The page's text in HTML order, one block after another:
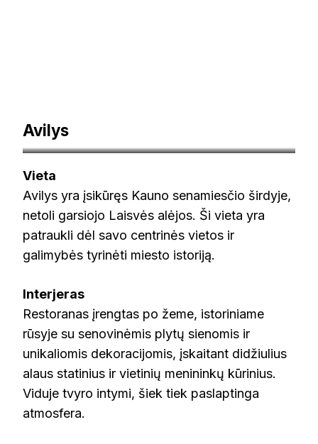
Avilys
Vieta
Avilys yra įsikūręs Kauno senamiesčio širdyje,
netoli garsiojo Laisvės alėjos. Ši vieta yra
patraukli dėl savo centrinės vietos ir
galimybės tyrinėti miesto istoriją.
Interjeras
Restoranas įrengtas po žeme, istoriniame
rūsyje su senovinėmis plytų sienomis ir
unikaliomis dekoracijomis, įskaitant didžiulius
alaus statinius ir vietinių menininkų kūrinius.
Viduje tvyro intymi, šiek tiek paslaptinga
atmosfera.